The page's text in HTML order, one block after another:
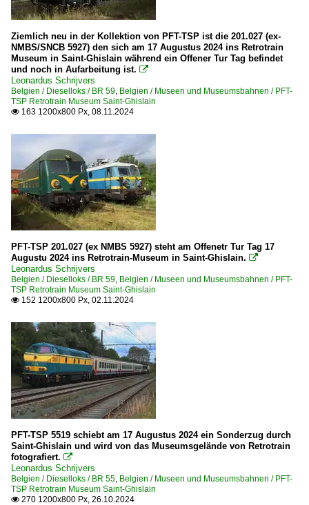
Ziemlich neu in der Kollektion von PFT-TSP ist die 201.027 (ex-
NMBS/SNCB 5927) den sich am 17 Augustus 2024 ins Retrotrain
Museum in Saint-Ghislain während ein Offener Tur Tag befindet
und noch in Aufarbeitung ist. 
Leonardus Schrijvers
Belgien / Dieselloks / BR 59, Belgien / Museen und Museumsbahnen / PFT-
TSP Retrotrain Museum Saint-Ghislain
 163 1200x800 Px, 08.11.2024
PFT-TSP 201.027 (ex NMBS 5927) steht am Offenetr Tur Tag 17
Augustu 2024 ins Retrotrain-Museum in Saint-Ghislain. 
Leonardus Schrijvers
Belgien / Dieselloks / BR 59, Belgien / Museen und Museumsbahnen / PFT-
TSP Retrotrain Museum Saint-Ghislain
 152 1200x800 Px, 02.11.2024
PFT-TSP 5519 schiebt am 17 Augustus 2024 ein Sonderzug durch
Saint-Ghislain und wird von das Museumsgelände von Retrotrain
fotografiert. 
Leonardus Schrijvers
Belgien / Dieselloks / BR 55, Belgien / Museen und Museumsbahnen / PFT-
TSP Retrotrain Museum Saint-Ghislain
 270 1200x800 Px, 26.10.2024